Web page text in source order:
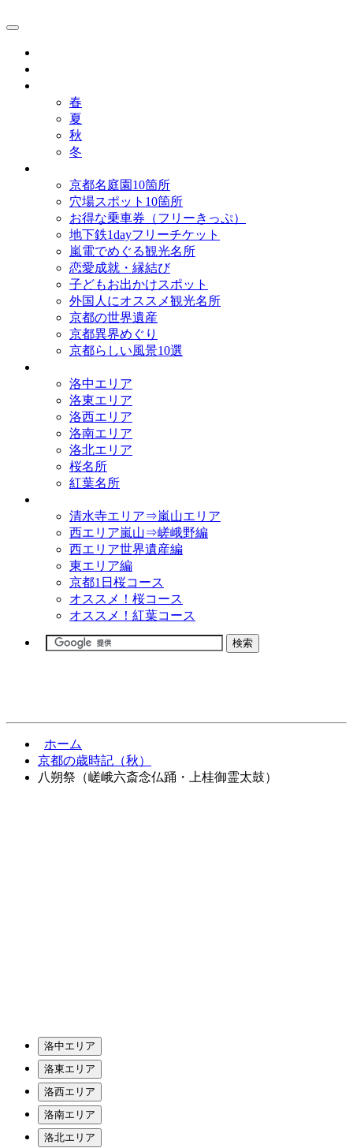
春
夏
秋
冬
京都名庭園10箇所
穴場スポット10箇所
お得な乗車券（フリーきっぷ）
地下鉄1dayフリーチケット
嵐電でめぐる観光名所
恋愛成就・縁結び
子どもお出かけスポット
外国人にオススメ観光名所
京都の世界遺産
京都異界めぐり
京都らしい風景10選
洛中エリア
洛東エリア
洛西エリア
洛南エリア
洛北エリア
桜名所
紅葉名所
清水寺エリア⇒嵐山エリア
西エリア嵐山⇒嵯峨野編
西エリア世界遺産編
東エリア編
京都1日桜コース
オススメ！桜コース
オススメ！紅葉コース
ホーム
京都の歳時記（秋）
八朔祭（嵯峨六斎念仏踊・上桂御霊太鼓）
洛中エリア
洛東エリア
洛西エリア
洛南エリア
洛北エリア